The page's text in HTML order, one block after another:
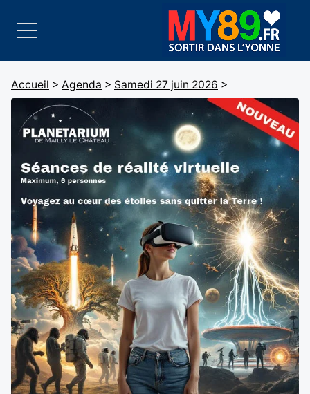
Accueil > Agenda > Samedi 27 juin 2026 >